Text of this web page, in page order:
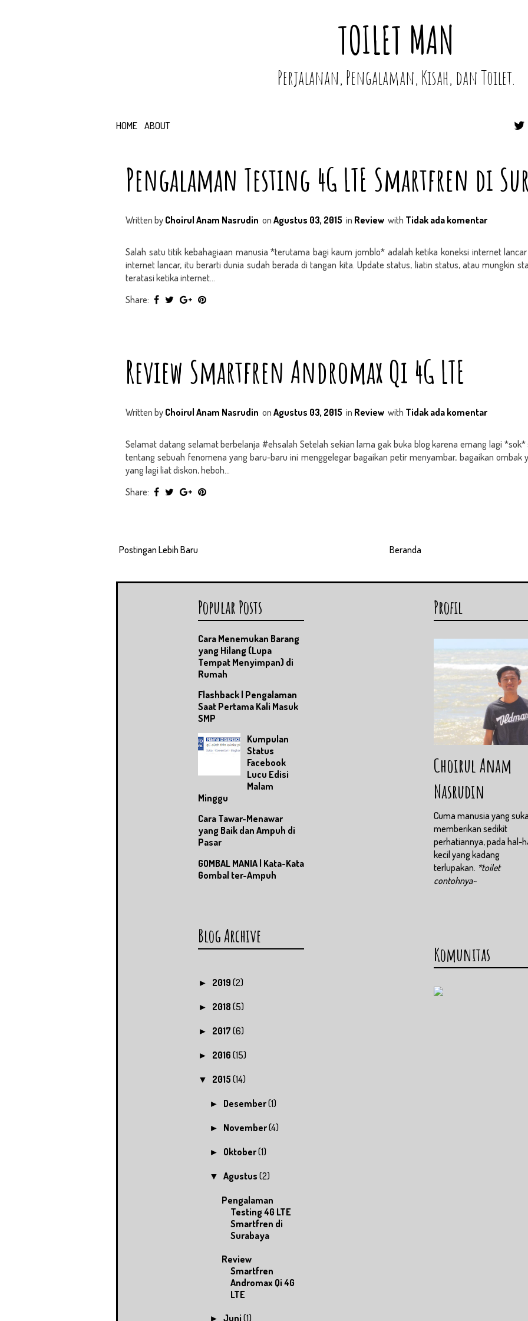
TOILET MAN
Perjalanan, Pengalaman, Kisah, dan Toilet.
HOME ABOUT
Pengalaman Testing 4G LTE Smartfren di
Written by Choirul Anam Nasrudin on Agustus 03, 2015 in Review with Tidak ada komentar
Salah satu titik kebahagiaan manusia *terutama bagi kaum jomblo* adalah ketika koneksi internet
internet lancar, itu berarti dunia sudah berada di tangan kita. Update status, liatin status, atau mungkin
teratasi ketika internet...
Share:
Review Smartfren Andromax Qi 4G LTE
Written by Choirul Anam Nasrudin on Agustus 03, 2015 in Review with Tidak ada komentar
Selamat datang selamat berbelanja #ehsalah Setelah sekian lama gak buka blog karena emang lagi
tentang sebuah fenomena yang baru-baru ini menggelegar bagaikan petir menyambar, bagaikan ombak
yang lagi liat diskon, heboh...
Share:
Postingan Lebih Baru Beranda
Popular Posts
Cara Menemukan Barang
yang Hilang (Lupa
Tempat Menyimpan) di
Rumah
Flashback | Pengalaman
Saat Pertama Kali Masuk
SMP
Kumpulan
Status
Facebook
Lucu Edisi
Malam
Minggu
Cara Tawar-Menawar
yang Baik dan Ampuh di
Pasar
GOMBAL MANIA | Kata-Kata
Gombal ter-Ampuh
Profil
Choirul Anam
Nasrudin
Cuma manusia yang
memberikan sedikit
perhatiannya, pada hal-
kecil yang kadang
terlupakan. *toilet
contohnya~
Blog Archive
► 2019 (2)
► 2018 (5)
► 2017 (6)
► 2016 (15)
▼ 2015 (14)
► Desember(1)
► November(4)
► Oktober(1)
▼Agustus(2)
Pengalaman
Testing 4G LTE
Smartfren di
Surabaya
Review
Smartfren
Andromax Qi 4G
LTE
►Juni(1)
Komunitas